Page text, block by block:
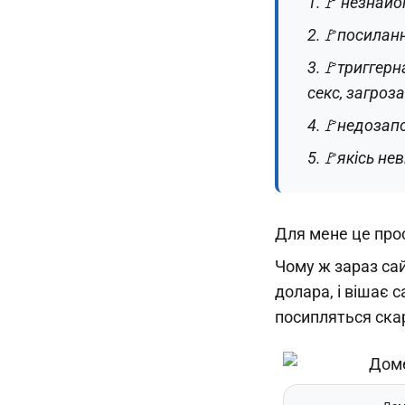
секс,
5.🚩якісь
Для мене це
Чому ж зараз
долара, і вішає
посипляться